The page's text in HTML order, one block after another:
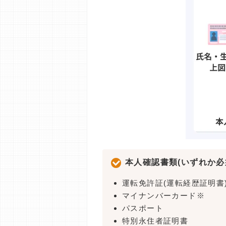
本人確認書類(いずれか
運転免許証(運転経歴証明
マイナンバーカード※
パスポート
特別永住者証明書